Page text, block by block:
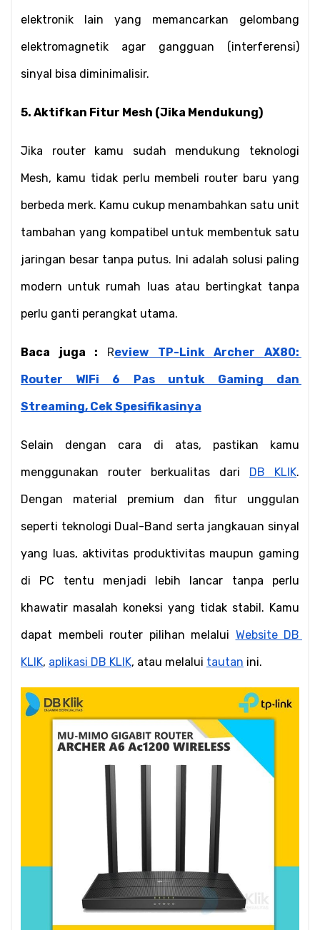
elektronik lain yang memancarkan gelombang
elektromagnetik agar gangguan (interferensi)
sinyal bisa diminimalisir.
5. Aktifkan Fitur Mesh (Jika Mendukung)
Jika router kamu sudah mendukung teknologi
Mesh, kamu tidak perlu membeli router baru yang
berbeda merk. Kamu cukup menambahkan satu unit
tambahan yang kompatibel untuk membentuk satu
jaringan besar tanpa putus. Ini adalah solusi paling
modern untuk rumah luas atau bertingkat tanpa
perlu ganti perangkat utama.
Baca juga : Review TP-Link Archer AX80:
Router WIFi 6 Pas untuk Gaming dan
Streaming, Cek Spesifikasinya
Selain dengan cara di atas, pastikan kamu
menggunakan router berkualitas dari DB KLIK.
Dengan material premium dan fitur unggulan
seperti teknologi Dual-Band serta jangkauan sinyal
yang luas, aktivitas produktivitas maupun gaming
di PC tentu menjadi lebih lancar tanpa perlu
khawatir masalah koneksi yang tidak stabil. Kamu
dapat membeli router pilihan melalui Website DB
KLIK, aplikasi DB KLIK, atau melalui tautan ini.